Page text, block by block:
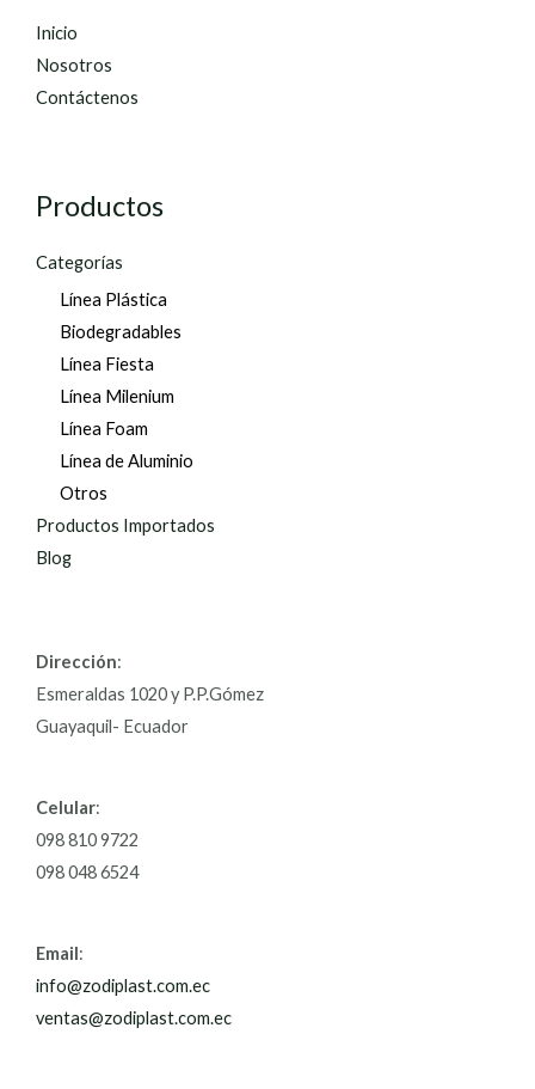
Inicio
Nosotros
Contáctenos
Productos
Categorías
Línea Plástica
Biodegradables
Línea Fiesta
Línea Milenium
Línea Foam
Línea de Aluminio
Otros
Productos Importados
Blog
Dirección:
Esmeraldas 1020 y P.P.Gómez
Guayaquil- Ecuador
Celular:
098 810 9722
098 048 6524
Email:
info@zodiplast.com.ec
ventas@zodiplast.com.ec